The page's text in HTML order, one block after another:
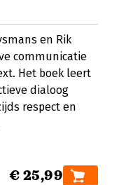
en Rik
communicatie
Het boek leert
dialoog
respect en
€ 25,99